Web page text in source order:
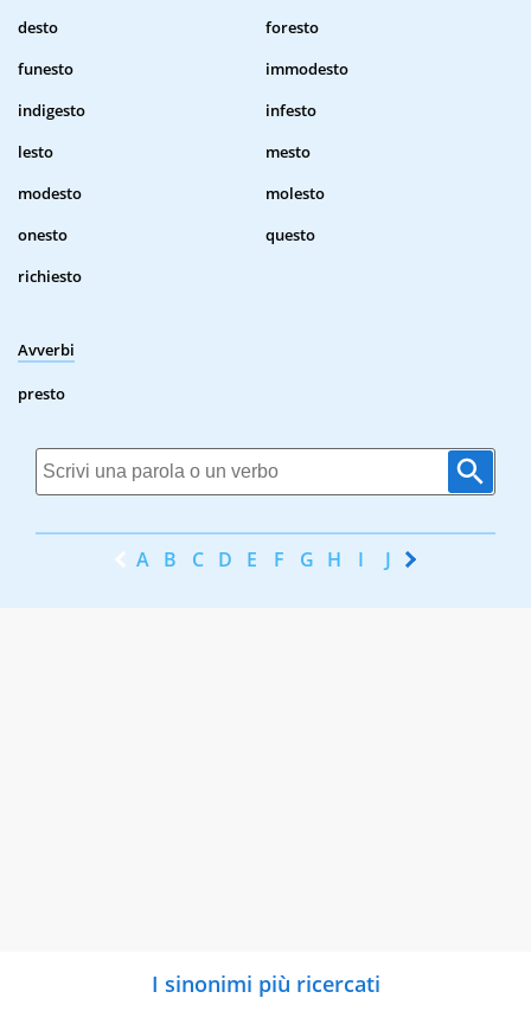
desto
foresto
funesto
immodesto
indigesto
infesto
lesto
mesto
modesto
molesto
onesto
questo
richiesto
Avverbi
presto
A B C D E F G H I J K
I sinonimi più ricercati